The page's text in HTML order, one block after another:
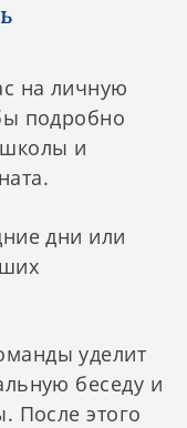
на личную
подробно
и
дни или
уделит
беседу и
После этого